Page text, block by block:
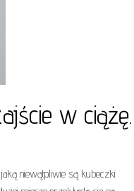
w ciążę.
niewątpliwie są kubeczki